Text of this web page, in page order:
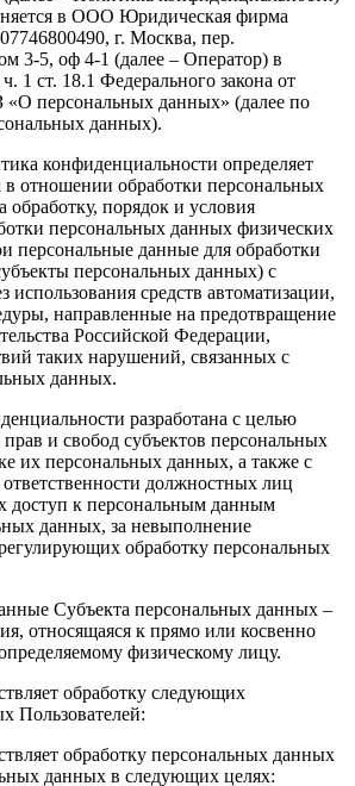
в ООО Юридическая фирма
г. Москва, пер.
3-5, оф 4-1 (далее – Оператор) в
1 ст. 18.1 Федерального закона от
персональных данных» (далее по
данных).
конфиденциальности определяет
отношении обработки персональных
порядок и условия
персональных данных физических
персональные данные для обработки
персональных данных) с
использования средств автоматизации,
направленные на предотвращение
Российской Федерации,
таких нарушений, связанных с
данных.
разработана с целью
и свобод субъектов персональных
их персональных данных, а также с
должностных лиц
доступ к персональным данным
данных, за невыполнение
обработку персональных
Субъекта персональных данных –
относящаяся к прямо или косвенно
физическому лицу.
обработку следующих
Пользователей:
обработку персональных данных
данных в следующих целях: